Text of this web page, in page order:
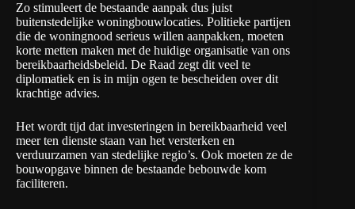
Zo stimuleert de bestaande aanpak dus juist
buitenstedelijke woningbouwlocaties. Politieke partijen
die de woningnood serieus willen aanpakken, moeten
korte metten maken met de huidige organisatie van ons
bereikbaarheidsbeleid. De Raad zegt dit veel te
diplomatiek en is in mijn ogen te bescheiden over dit
krachtige advies.
Het wordt tijd dat investeringen in bereikbaarheid veel
meer ten dienste staan van het versterken en
verduurzamen van stedelijke regio’s. Ook moeten ze de
bouwopgave binnen de bestaande bebouwde kom
faciliteren.